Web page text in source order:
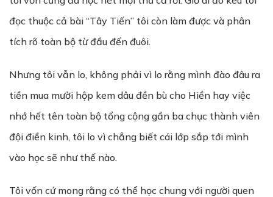
đọc thuộc cả bài “Tây Tiến” tôi còn làm được và phân
tích rõ toàn bộ từ đầu đến đuôi.
Nhưng tôi vẫn lo, không phải vì lo rằng mình đào đâu ra
tiền mua mười hộp kem dâu đền bù cho Hiền hay việc
nhớ hết tên toàn bộ tổng cộng gần ba chục thành viên
đội điền kinh, tôi lo vì chẳng biết cái lớp sắp tới mình
vào học sẽ như thế nào.
Tôi vốn cứ mong rằng có thể học chung với người quen